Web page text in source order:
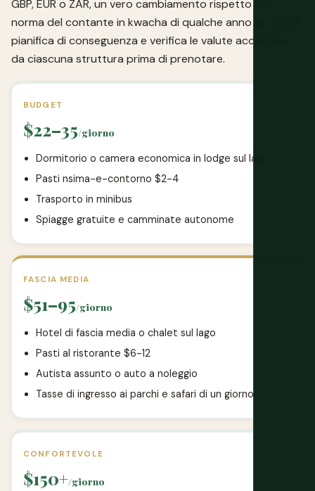
GBP, EUR o ZAR, un vero cambiamento rispetto alla
norma del contante in kwacha di qualche anno fa, quindi
pianifica di conseguenza e verifica le valute accettate
da ciascuna struttura prima di prenotare.
BUDGET
$22–35/giorno
Dormitorio o camera economica in lodge sul lago
Pasti nsima-e-contorno $2-4
Trasporto in minibus
Spiagge gratuite e camminate autonome
FASCIA MEDIA
$51–95/giorno
Hotel di fascia media o chalet sul lago
Pasti al ristorante $6-12
Autista assunto o auto a noleggio
Tasse di ingresso ai parchi e safari di un giorno
CONFORTEVOLE
$150+/giorno